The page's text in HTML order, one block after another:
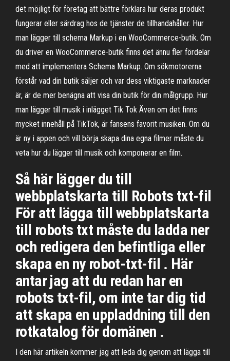
det möjligt för företag att bättre förklara hur deras produkt
fungerar eller särdrag hos de tjänster de tillhandahåller. Hur
man lägger till schema Markup i en WooCommerce-butik. Om
du driver en WooCommerce-butik finns det ännu fler fördelar
med att implementera Schema Markup. Om sökmotorerna
förstår vad din butik säljer och var dess viktigaste marknader
är, är de mer benägna att visa din butik för din målgrupp. Hur
man lägger till musik i inlägget Tik Tok Även om det finns
mycket innehåll på TikTok, är fansens favorit musiken. Om du
är ny i appen och vill börja skapa dina egna filmer måste du
veta hur du lägger till musik och komponerar en film.
Så här lägger du till
webbplatskarta till Robots txt-fil
För att lägga till webbplatskarta
till robots txt måste du ladda ner
och redigera den befintliga eller
skapa en ny robot-txt-fil . Här
antar jag att du redan har en
robots txt-fil, om inte tar dig tid
att skapa en uppladdning till den
rotkatalog för domänen .
I den här artikeln kommer jag att leda dig genom att lägga till